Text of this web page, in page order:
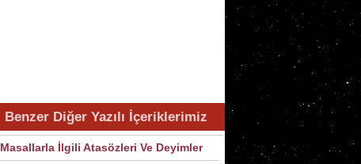
Benzer Diğer Yazılı İçeriklerimiz
Masallarla İlgili Atasözleri Ve Deyimler